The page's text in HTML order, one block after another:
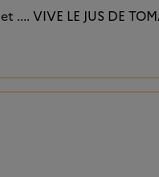
.... VIVE LE JUS DE